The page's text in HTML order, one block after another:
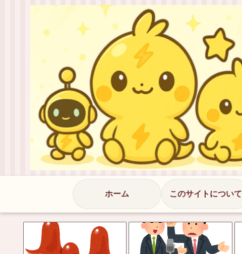
ホーム このサイトについて